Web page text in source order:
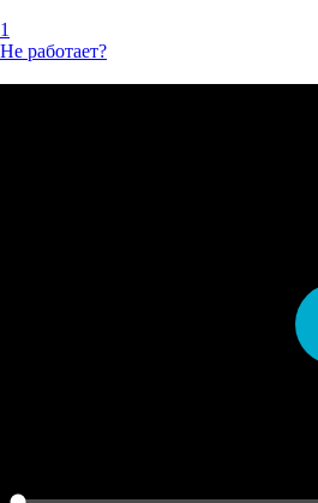
1
Не работает?